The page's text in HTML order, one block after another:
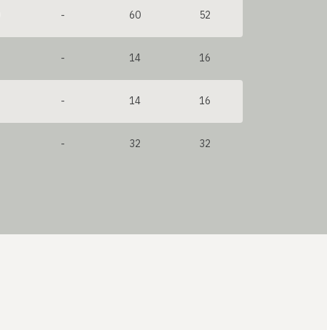
- 60 52
- 14 16
- 14 16
- 32 32